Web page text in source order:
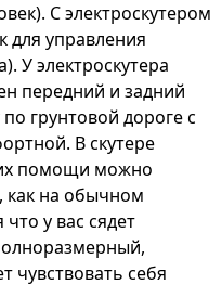
С электроскутером
для управления
У электроскутера
передний и задний
грунтовой дороге с
В скутере
помощи можно
как на обычном
что у вас сядет
чувствовать себя